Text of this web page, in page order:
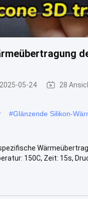
2025-05-24 28
#Glänzende Silikon-
150C, Zeit: 15s,